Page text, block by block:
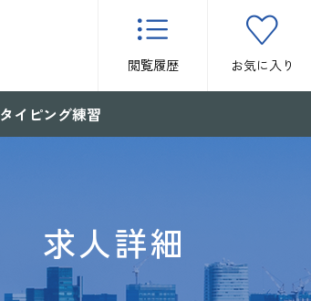
閲覧履歴 お気に入り
タイピング練習
求人詳細